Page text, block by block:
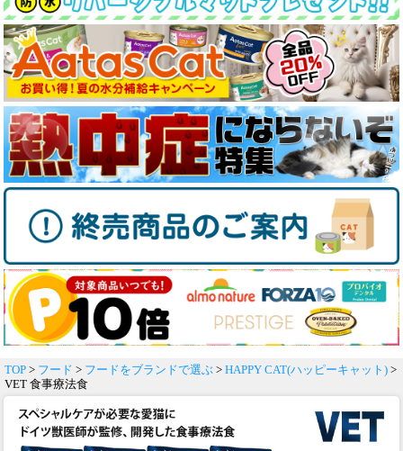
TOP > フード > フードをブランドで選ぶ > HAPPY CAT(ハッピーキャット) >
VET 食事療法食